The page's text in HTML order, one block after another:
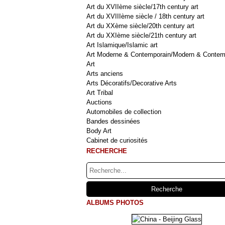
Art du XVIIème siècle/17th century art
Art du XVIIIème siècle / 18th century art
Art du XXème siècle/20th century art
Art du XXIème siècle/21th century art
Art Islamique/Islamic art
Art Moderne & Contemporain/Modern &
Art
Arts anciens
Arts Décoratifs/Decorative Arts
Art Tribal
Auctions
Automobiles de collection
Bandes dessinées
Body Art
Cabinet de curiosités
RECHERCHE
ALBUMS PHOTOS